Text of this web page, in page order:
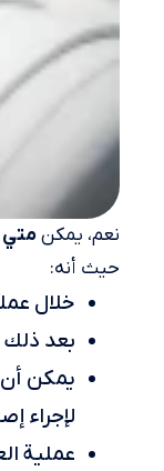
نعم، يمكن متي
حيث أنه:
خلال
بعد ذلك
يمكن أن
لإجراء
عملية